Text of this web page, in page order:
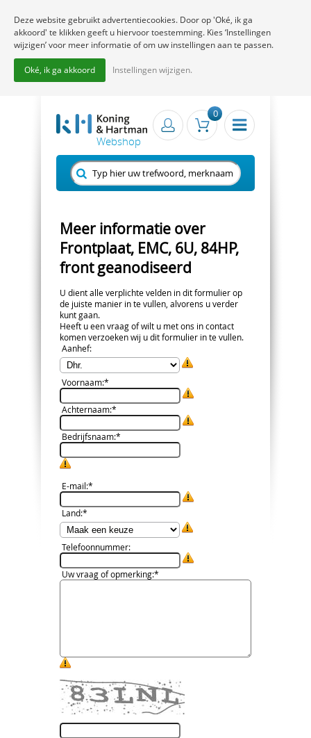
0
Meer informatie over
Frontplaat, EMC, 6U, 84HP,
front geanodiseerd
U dient alle verplichte velden in dit formulier op
de juiste manier in te vullen, alvorens u verder
kunt gaan.
Heeft u een vraag of wilt u met ons in contact
komen verzoeken wij u dit formulier in te vullen.
Aanhef:
Voornaam:*
Achternaam:*
Bedrijfsnaam:*
E-mail:*
Land:*
Telefoonnummer:
Uw vraag of opmerking:*
Deze website gebruikt advertentiecookies. Door op 'Oké, ik ga
akkoord' te klikken geeft u hiervoor toestemming. Kies ‘Instellingen
wijzigen’ voor meer informatie of om uw instellingen aan te passen.
Oké, ik ga akkoord Instellingen wijzigen.